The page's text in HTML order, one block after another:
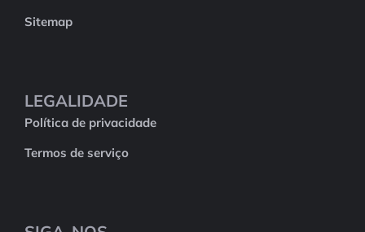
Sitemap
LEGALIDADE
Política de privacidade
Termos de serviço